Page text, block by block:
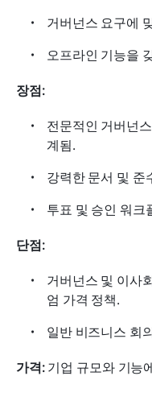
거버넌스 요구에
오프라인 기능을
장점:
전문적인 거버넌
계됨.
강력한 문서 및 준
투표 및 승인 워크
단점:
거버넌스 및 이사
엄 가격 정책.
일반 비즈니스 회
가격: 기업 규모와 기능